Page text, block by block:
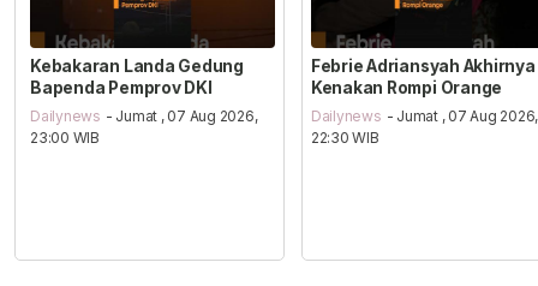
Kebakaran Landa Gedung
Bapenda Pemprov DKI
Dailynews - Jumat , 07 Aug 2026,
23:00 WIB
Febrie Adriansyah Akhirnya
Kenakan Rompi Orange
Dailynews - Jumat , 07 Aug 2026,
22:30 WIB